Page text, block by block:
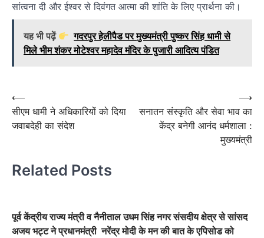
सांत्वना दी और ईश्वर से दिवंगत आत्मा की शांति के लिए प्रार्थना की।
यह भी पढ़ें
गदरपुर हेलीपैड पर मुख्यमंत्री पुष्कर सिंह धामी से
मिले भीम शंकर मोटेश्वर महादेव मंदिर के पुजारी आदित्य पंडित
Post
navigation
⟵
सीएम धामी ने अधिकारियों को दिया
जवाबदेही का संदेश
सनातन संस्कृति और सेवा भाव का
केंद्र बनेगी आनंद धर्मशाला :
मुख्यमंत्री
⟶
Related Posts
पूर्व केंद्रीय राज्य मंत्री व नैनीताल उधम सिंह नगर संसदीय क्षेत्र से सांसद
अजय भट्ट ने प्रधानमंत्री नरेंद्र मोदी के मन की बात के एपिसोड को